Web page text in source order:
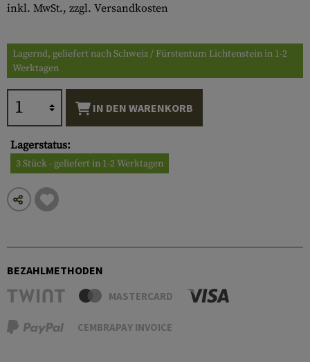
inkl. MwSt., zzgl. Versandkosten
Lagernd, geliefert nach Schweiz / Fürstentum Lichtenstein in 1-2
Werktagen
IN DEN WARENKORB
Lagerstatus:
3 Stück - geliefert in 1-2 Werktagen
BEZAHLMETHODEN
MASTERCARD
CEMBRAPAY INVOICE